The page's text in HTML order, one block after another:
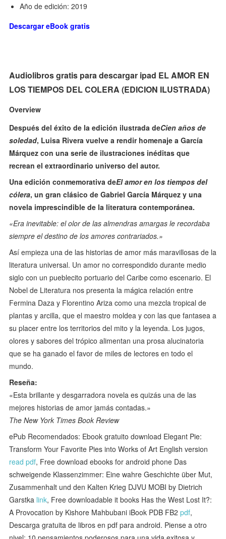
Año de edición: 2019
Descargar eBook gratis
Audiolibros gratis para descargar ipad EL AMOR EN
LOS TIEMPOS DEL COLERA (EDICION ILUSTRADA)
Overview
Después del éxito de la edición ilustrada deCien años de
soledad, Luisa Rivera vuelve a rendir homenaje a García
Márquez con una serie de ilustraciones inéditas que
recrean el extraordinario universo del autor.
Una edición conmemorativa deEl amor en los tiempos del
cólera, un gran clásico de Gabriel García Márquez y una
novela imprescindible de la literatura contemporánea.
«Era inevitable: el olor de las almendras amargas le recordaba
siempre el destino de los amores contrariados.»
Así empieza una de las historias de amor más maravillosas de la
literatura universal. Un amor no correspondido durante medio
siglo con un pueblecito portuario del Caribe como escenario. El
Nobel de Literatura nos presenta la mágica relación entre
Fermina Daza y Florentino Ariza como una mezcla tropical de
plantas y arcilla, que el maestro moldea y con las que fantasea a
su placer entre los territorios del mito y la leyenda. Los jugos,
olores y sabores del trópico alimentan una prosa alucinatoria
que se ha ganado el favor de miles de lectores en todo el
mundo.
Reseña:
«Esta brillante y desgarradora novela es quizás una de las
mejores historias de amor jamás contadas.»
The New York Times Book Review
ePub Recomendados: Ebook gratuito download Elegant Pie:
Transform Your Favorite Pies into Works of Art English version
read pdf, Free download ebooks for android phone Das
schweigende Klassenzimmer: Eine wahre Geschichte über Mut,
Zusammenhalt und den Kalten Krieg DJVU MOBI by Dietrich
Garstka link, Free downloadable it books Has the West Lost It?:
A Provocation by Kishore Mahbubani iBook PDB FB2pdf,
Descarga gratuita de libros en pdf para android. Piense a otro